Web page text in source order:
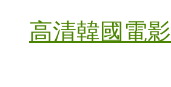
高清韓國電影